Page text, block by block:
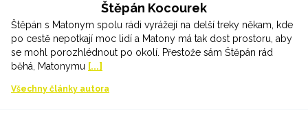
Štěpán Kocourek
Štěpán s Matonym spolu rádi vyrážejí na delší treky někam, kde
po cestě nepotkají moc lidí a Matony má tak dost prostoru, aby
se mohl porozhlédnout po okolí. Přestože sám Štěpán rád
běhá, Matonymu [...]
Všechny články autora